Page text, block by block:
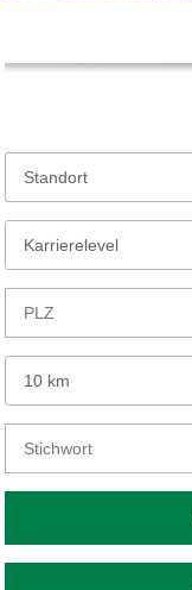
Standort
Karrierelevel
10 km